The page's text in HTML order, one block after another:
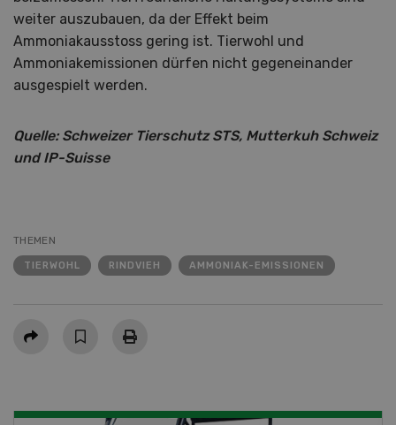
weiter auszubauen, da der Effekt beim
Ammoniakausstoss gering ist. Tierwohl und
Ammoniakemissionen dürfen nicht gegeneinander
ausgespielt werden.
Quelle: Schweizer Tierschutz STS, Mutterkuh Schweiz
und IP-Suisse
THEMEN
TIERWOHL RINDVIEH AMMONIAK-EMISSIONEN
Teilen